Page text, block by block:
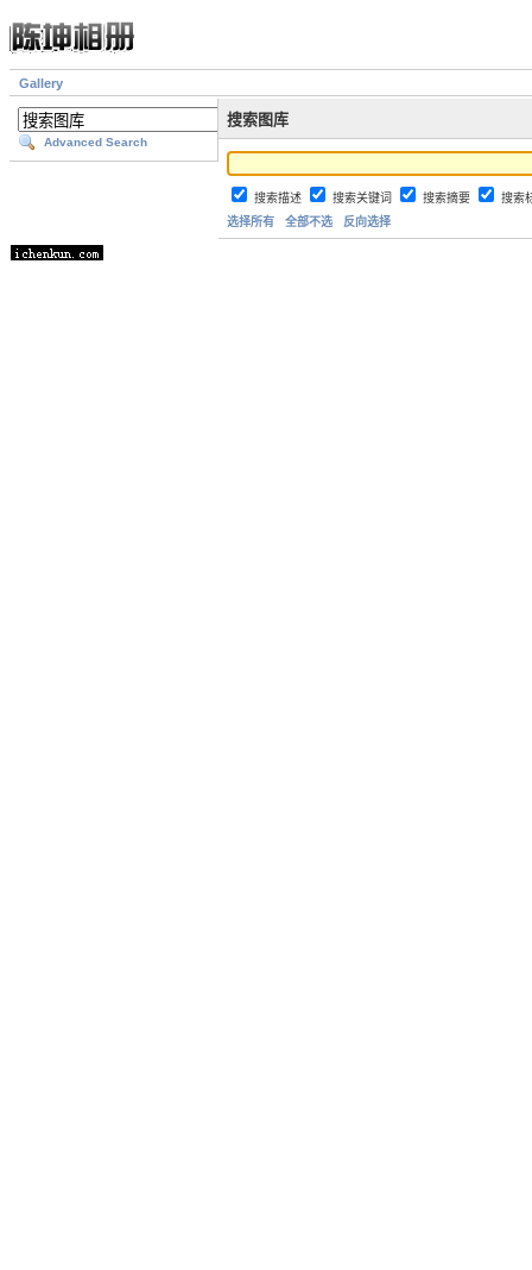
Gallery
Advanced Search
搜索图库
搜索描述 搜索关键词 搜索摘要
搜索
选择所有
全部不选 反向选择